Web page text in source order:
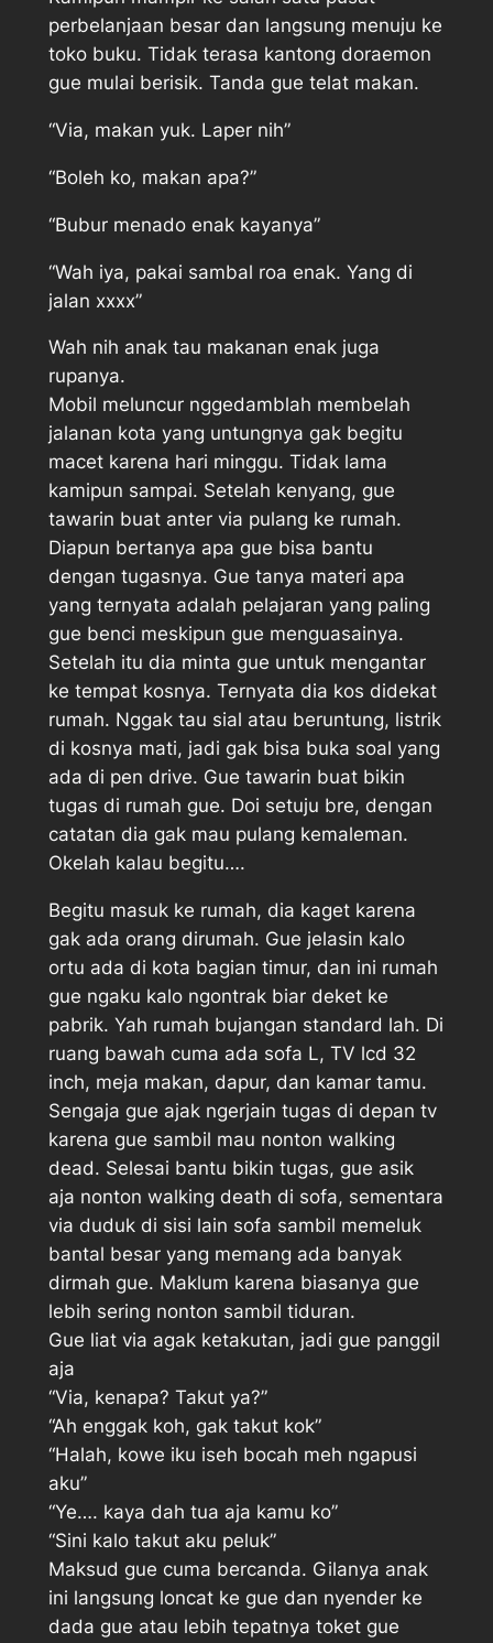
perbelanjaan besar dan langsung menuju ke
toko buku. Tidak terasa kantong doraemon
gue mulai berisik. Tanda gue telat makan.
“Via, makan yuk. Laper nih”
“Boleh ko, makan apa?”
“Bubur menado enak kayanya”
“Wah iya, pakai sambal roa enak. Yang di
jalan xxxx”
Wah nih anak tau makanan enak juga
rupanya.
Mobil meluncur nggedamblah membelah
jalanan kota yang untungnya gak begitu
macet karena hari minggu. Tidak lama
kamipun sampai. Setelah kenyang, gue
tawarin buat anter via pulang ke rumah.
Diapun bertanya apa gue bisa bantu
dengan tugasnya. Gue tanya materi apa
yang ternyata adalah pelajaran yang paling
gue benci meskipun gue menguasainya.
Setelah itu dia minta gue untuk mengantar
ke tempat kosnya. Ternyata dia kos didekat
rumah. Nggak tau sial atau beruntung, listrik
di kosnya mati, jadi gak bisa buka soal yang
ada di pen drive. Gue tawarin buat bikin
tugas di rumah gue. Doi setuju bre, dengan
catatan dia gak mau pulang kemaleman.
Okelah kalau begitu….
Begitu masuk ke rumah, dia kaget karena
gak ada orang dirumah. Gue jelasin kalo
ortu ada di kota bagian timur, dan ini rumah
gue ngaku kalo ngontrak biar deket ke
pabrik. Yah rumah bujangan standard lah. Di
ruang bawah cuma ada sofa L, TV lcd 32
inch, meja makan, dapur, dan kamar tamu.
Sengaja gue ajak ngerjain tugas di depan tv
karena gue sambil mau nonton walking
dead. Selesai bantu bikin tugas, gue asik
aja nonton walking death di sofa, sementara
via duduk di sisi lain sofa sambil memeluk
bantal besar yang memang ada banyak
dirmah gue. Maklum karena biasanya gue
lebih sering nonton sambil tiduran.
Gue liat via agak ketakutan, jadi gue panggil
aja
“Via, kenapa? Takut ya?”
“Ah enggak koh, gak takut kok”
“Halah, kowe iku iseh bocah meh ngapusi
aku”
“Ye…. kaya dah tua aja kamu ko”
“Sini kalo takut aku peluk”
Maksud gue cuma bercanda. Gilanya anak
ini langsung loncat ke gue dan nyender ke
dada gue atau lebih tepatnya toket gue